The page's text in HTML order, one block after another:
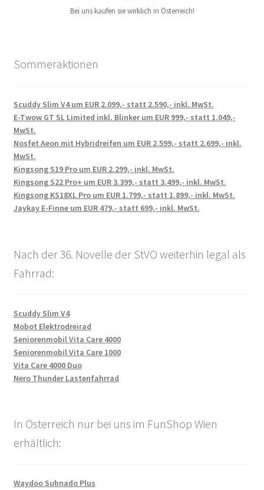
Bei uns kaufen sie wirklich in Österreich!
Sommeraktionen
Scuddy Slim V4 um EUR 2.099,- statt 2.590,- inkl. MwSt.
E-Twow GT SL Limited inkl. Blinker um EUR 999,- statt 1.049,-
MwSt.
Nosfet Aeon mit Hybridreifen um EUR 2.599,- statt 2.699,- inkl.
MwSt.
Kingsong S19 Pro um EUR 2.299,- inkl. MwSt.
Kingsong S22 Pro+ um EUR 3.399,- statt 3.499,- inkl. MwSt.
Kingsong KS18XL Pro um EUR 1.799,- statt 1.899,- inkl. MwSt.
Jaykay E-Finne um EUR 479,- statt 699,- inkl. MwSt.
Nach der 36. Novelle der StVO weiterhin legal als
Fahrrad:
Scuddy Slim V4
Mobot Elektrodreirad
Seniorenmobil Vita Care 4000
Seniorenmobil Vita Care 1000
Vita Care 4000 Duo
Nero Thunder Lastenfahrrad
In Österreich nur bei uns im FunShop Wien
erhältlich:
Waydoo Subnado Plus